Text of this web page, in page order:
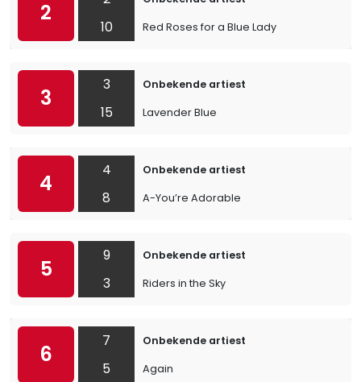
2
10
Red Roses for a Blue Lady
3
3
15
Onbekende artiest
Lavender Blue
4
4
8
Onbekende artiest
A-You’re Adorable
5
9
3
Onbekende artiest
Riders in the Sky
6
7
5
Onbekende artiest
Again